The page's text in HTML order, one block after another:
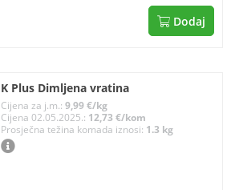
Dodaj
K Plus Dimljena vratina
Cijena za j.m.: 9,99 €/kg
Cijena 02.05.2025.: 12,73 €/kom
Prosječna težina komada iznosi: 1.3 kg